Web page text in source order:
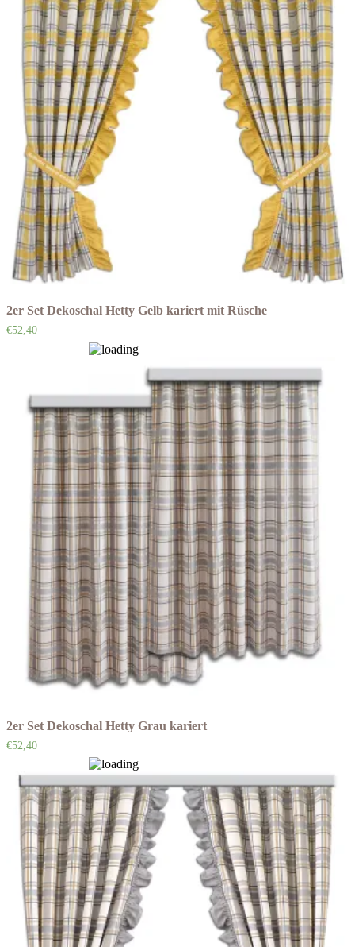
2er Set Dekoschal Hetty Gelb kariert mit Rüsche
€52,40
2er Set Dekoschal Hetty Grau kariert
€52,40